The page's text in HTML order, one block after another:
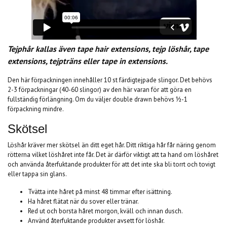
Tejphår kallas även tape hair extensions, tejp löshår, tape
extensions, tejpträns eller tape in extensions.
Den här förpackningen innehåller 10 st färdigtejpade slingor. Det behövs
2-3 förpackningar (40-60 slingor) av den här varan för att göra en
fullständig förlängning. Om du väljer double drawn behövs ½-1
förpackning mindre.
Skötsel
Löshår kräver mer skötsel än ditt eget hår. Ditt riktiga hår får näring genom
rötterna vilket löshåret inte får. Det är därför viktigt att ta hand om löshåret
och använda återfuktande produkter för att det inte ska bli torrt och tovigt
eller tappa sin glans.
Tvätta inte håret på minst 48 timmar efter isättning.
Ha håret flätat när du sover eller tränar.
Red ut och borsta håret morgon, kväll och innan dusch.
Använd återfuktande produkter avsett för löshår.